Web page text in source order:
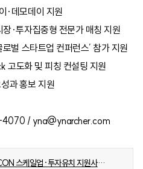
·데모데이 지원
·투자집중형 전문가 매칭 지원
벌 스타트업 컨퍼런스’ 참가 지원
고도화 및 피칭 컨설팅 지원
과 홍보 지원
/ yna@ynarcher.com
스케일업·투자유치 지원사